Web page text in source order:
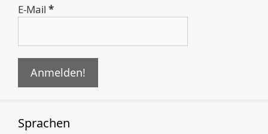
E-Mail *
Sprachen